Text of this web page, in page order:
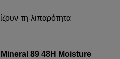
τη λιπαρότητα
Mineral 89 48H Moisture